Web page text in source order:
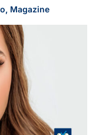
, Magazine